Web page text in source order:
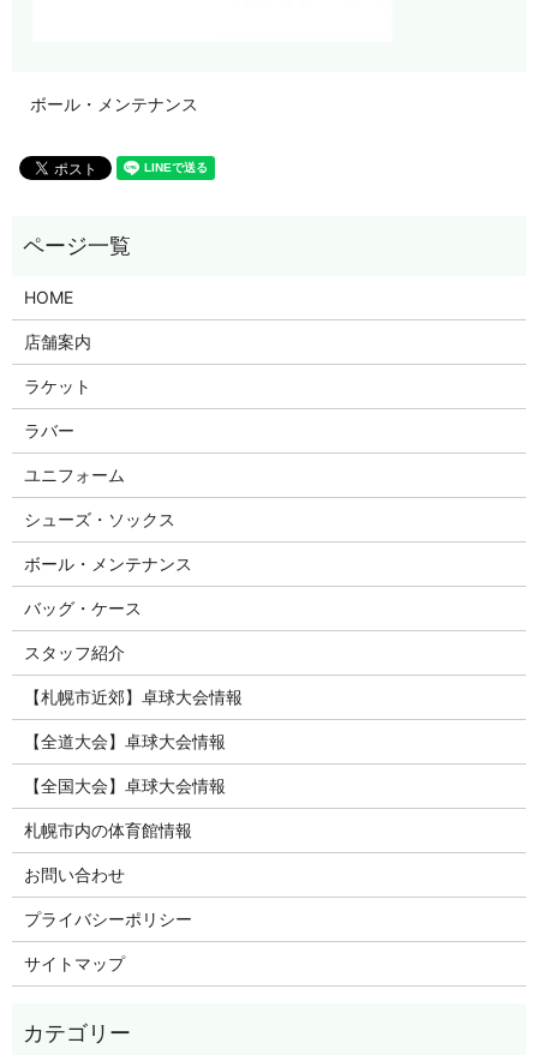
ボール・メンテナンス
HOME
店舗案内
ラケット
ラバー
ユニフォーム
シューズ・ソックス
ボール・メンテナンス
バッグ・ケース
スタッフ紹介
【札幌市近郊】卓球大会情報
【全道大会】卓球大会情報
【全国大会】卓球大会情報
札幌市内の体育館情報
お問い合わせ
プライバシーポリシー
サイトマップ